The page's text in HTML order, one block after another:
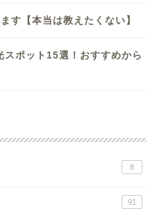
す【本当は教えたくない】
スポット15選！おすすめから
8
91